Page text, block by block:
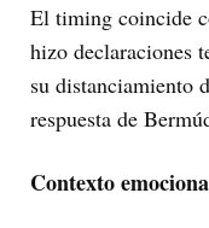
El timing coincide
hizo declaraciones
su distanciamiento
respuesta de
Contexto